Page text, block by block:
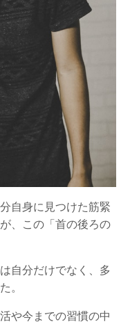
自身に見つけた筋緊
、この「首の後ろの
自分だけでなく、多
。
や今までの習慣の中